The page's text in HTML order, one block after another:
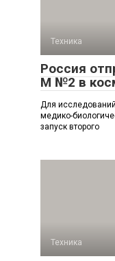
Техника
Россия
М №2 в
Для
медико-
запуск второго
Техника